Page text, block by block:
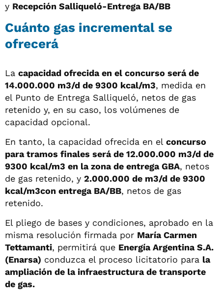
y Recepción Salliqueló-Entrega BA/BB
Cuánto gas incremental se
ofrecerá
La capacidad ofrecida en el concurso será de
14.000.000 m3/d de 9300 kcal/m3, medida en
el Punto de Entrega Salliqueló, netos de gas
retenido y, en su caso, los volúmenes de
capacidad opcional.
En tanto, la capacidad ofrecida en el concurso
para tramos finales será de 12.000.000 m3/d de
9300 kcal/m3 en la zona de entrega GBA, netos
de gas retenido, y 2.000.000 de m3/d de 9300
kcal/m3con entrega BA/BB, netos de gas
retenido.
El pliego de bases y condiciones, aprobado en la
misma resolución firmada por María Carmen
Tettamanti, permitirá que Energía Argentina S.A.
(Enarsa) conduzca el proceso licitatorio para la
ampliación de la infraestructura de transporte
de gas.